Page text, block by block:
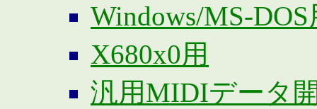
Windows/MS-DOS
X680x0用
汎用MIDIデータ